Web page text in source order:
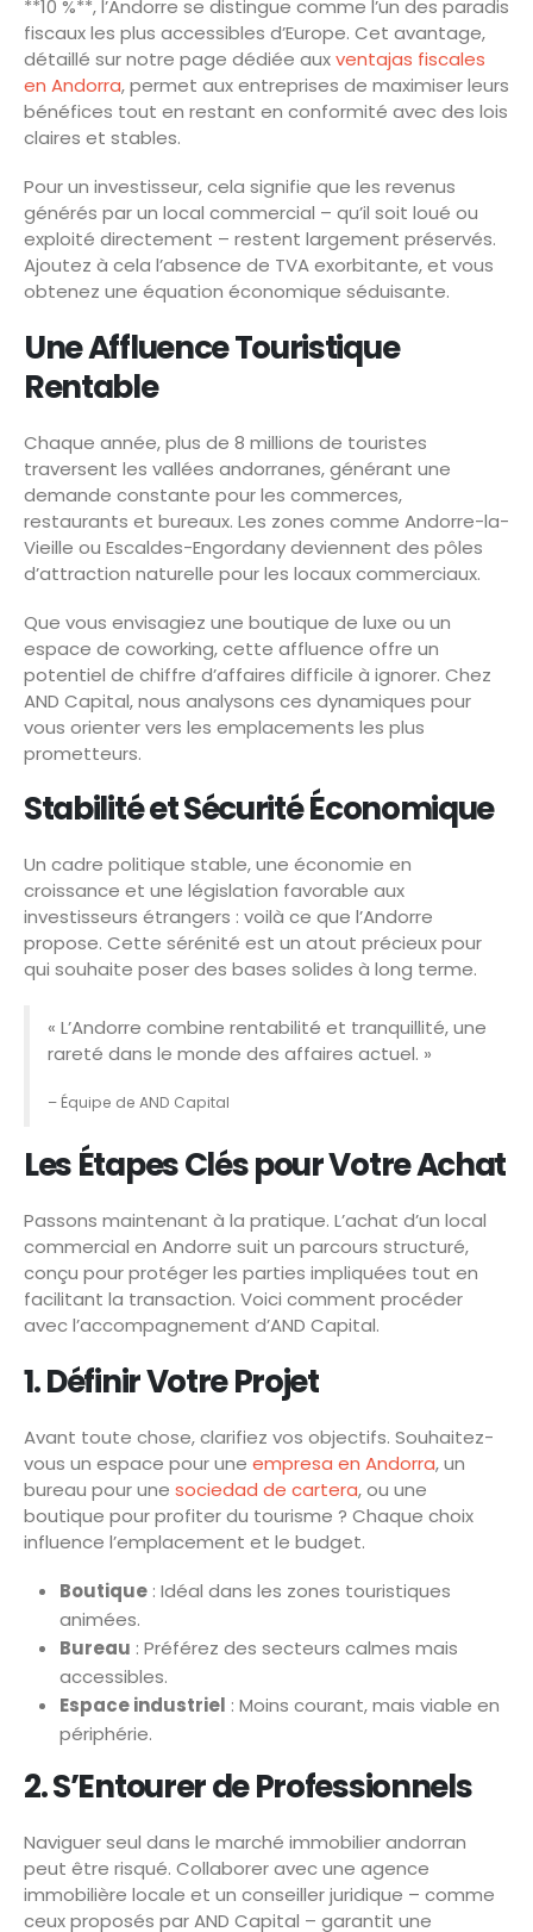
**10 %**, l’Andorre se distingue comme l’un des paradis
fiscaux les plus accessibles d’Europe. Cet avantage,
détaillé sur notre page dédiée auxventajas fiscales
en Andorra, permet aux entreprises de maximiser leurs
bénéfices tout en restant en conformité avec des lois
claires et stables.
Pour un investisseur, cela signifie que les revenus
générés par un local commercial – qu’il soit loué ou
exploité directement – restent largement préservés.
Ajoutez à cela l’absence de TVA exorbitante, et vous
obtenez une équation économique séduisante.
Une Affluence Touristique
Rentable
Chaque année, plus de 8 millions de touristes
traversent les vallées andorranes, générant une
demande constante pour les commerces,
restaurants et bureaux. Les zones comme Andorre-la-
Vieille ou Escaldes-Engordany deviennent des pôles
d’attraction naturelle pour les locaux commerciaux.
Que vous envisagiez une boutique de luxe ou un
espace de coworking, cette affluence offre un
potentiel de chiffre d’affaires difficile à ignorer. Chez
AND Capital, nous analysons ces dynamiques pour
vous orienter vers les emplacements les plus
prometteurs.
Stabilité et Sécurité Économique
Un cadre politique stable, une économie en
croissance et une législation favorable aux
investisseurs étrangers : voilà ce que l’Andorre
propose. Cette sérénité est un atout précieux pour
qui souhaite poser des bases solides à long terme.
« L’Andorre combine rentabilité et tranquillité, une
rareté dans le monde des affaires actuel. »
– Équipe de AND Capital
Les Étapes Clés pour Votre Achat
Passons maintenant à la pratique. L’achat d’un local
commercial en Andorre suit un parcours structuré,
conçu pour protéger les parties impliquées tout en
facilitant la transaction. Voici comment procéder
avec l’accompagnement d’AND Capital.
1. Définir Votre Projet
Avant toute chose, clarifiez vos objectifs. Souhaitez-
vous un espace pour une empresa en Andorra, un
bureau pour une sociedad de cartera, ou une
boutique pour profiter du tourisme ? Chaque choix
influence l’emplacement et le budget.
Boutique : Idéal dans les zones touristiques
animées.
Bureau : Préférez des secteurs calmes mais
accessibles.
Espace industriel : Moins courant, mais viable en
périphérie.
2. S’Entourer de Professionnels
Naviguer seul dans le marché immobilier andorran
peut être risqué. Collaborer avec une agence
immobilière locale et un conseiller juridique – comme
ceux proposés par AND Capital – garantit une